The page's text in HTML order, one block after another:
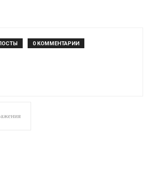
0 КОММЕНТАРИИ